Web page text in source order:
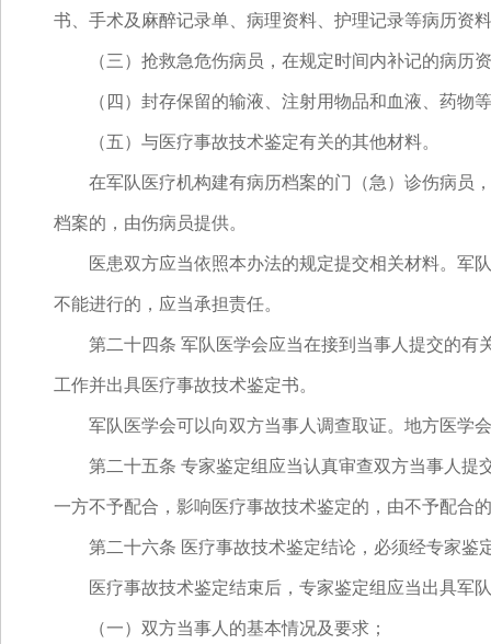
书、手术及麻醉记录单、病理资料、护理记录等病历资
（三）抢救急危伤病员，在规定时间内补记的病历
（四）封存保留的输液、注射用物品和血液、药物
（五）与医疗事故技术鉴定有关的其他材料。
在军队医疗机构建有病历档案的门（急）诊伤病员，
档案的，由伤病员提供。
医患双方应当依照本办法的规定提交相关材料。军队
不能进行的，应当承担责任。
第二十四条 军队医学会应当在接到当事人提交的有
工作并出具医疗事故技术鉴定书。
军队医学会可以向双方当事人调查取证。地方医学
第二十五条 专家鉴定组应当认真审查双方当事人提
一方不予配合，影响医疗事故技术鉴定的，由不予配合
第二十六条 医疗事故技术鉴定结论，必须经专家鉴
医疗事故技术鉴定结束后，专家鉴定组应当出具军
（一）双方当事人的基本情况及要求；